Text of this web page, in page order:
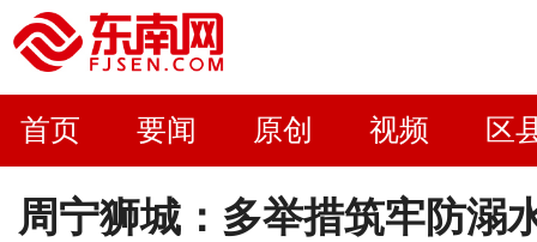
首页 要闻 原创 视频 区
周宁狮城：多举措筑牢防溺